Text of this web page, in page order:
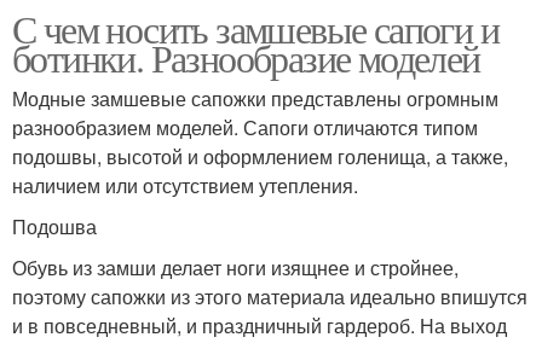
С чем носить замшевые сапоги и
ботинки. Разнообразие моделей
Модные замшевые сапожки представлены огромным
разнообразием моделей. Сапоги отличаются типом
подошвы, высотой и оформлением голенища, а также,
наличием или отсутствием утепления.
Подошва
Обувь из замши делает ноги изящнее и стройнее,
поэтому сапожки из этого материала идеально впишутся
и в повседневный, и праздничный гардероб. На выход